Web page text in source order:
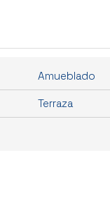
Amueblado
Terraza